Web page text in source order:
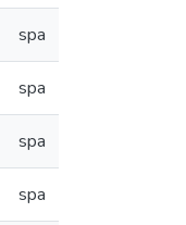
spa
spa
spa
spa